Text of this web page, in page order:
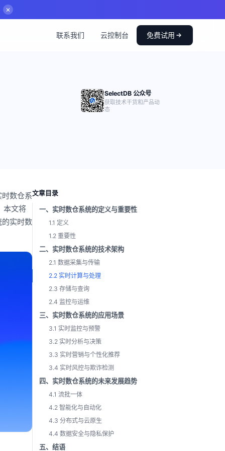
✕
联系我们 云控制台 免费试用
SelectDB 公众号
获取技术干货和产品动
态
数仓系
本文将
实时数
文章目录
一、实时数仓系统的定义与重要性
1.1 定义
1.2 重要性
二、实时数仓系统的技术架构
2.1 数据采集与传输
2.2 实时计算与处理
2.3 存储与查询
2.4 监控与运维
三、实时数仓系统的应用场景
3.1 实时监控与预警
3.2 实时分析与决策
3.3 实时营销与个性化推荐
3.4 实时风控与欺诈检测
四、实时数仓系统的未来发展趋势
4.1 流批一体
4.2 智能化与自动化
4.3 分布式与云原生
4.4 数据安全与隐私保护
五、结语